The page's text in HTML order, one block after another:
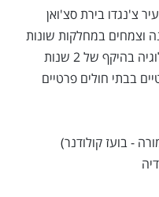
צ'נגדו בירת סצ'ואן
וצמחים במחלקות שונות
ובעיקר באורתופדיה נוירולוגיה ואורולוגיה בהיקף של 2 שנות
בבתי חולים פרטיים
- בועז קולודנר)